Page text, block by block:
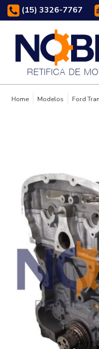
(15) 3326-7767
Home Modelos Ford